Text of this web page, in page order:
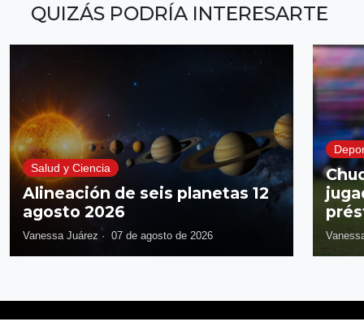
QUIZÁS PODRÍA INTERESARTE
Salud y Ciencia
Alineación de seis planetas 12
agosto 2026
Vanessa Juárez · 07 de agosto de 2026